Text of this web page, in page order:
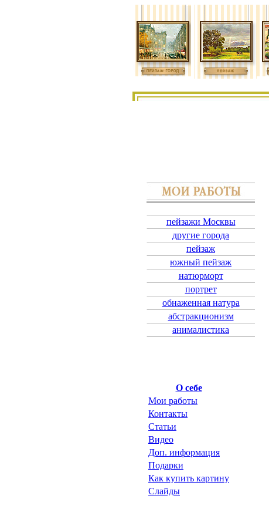
пейзажи Москвы
другие города
пейзаж
южный пейзаж
натюрморт
портрет
обнаженная натура
абстракционизм
анималистика
О себе
Мои работы
Контакты
Статьи
Видео
Доп. информация
Подарки
Как купить картину
Слайды